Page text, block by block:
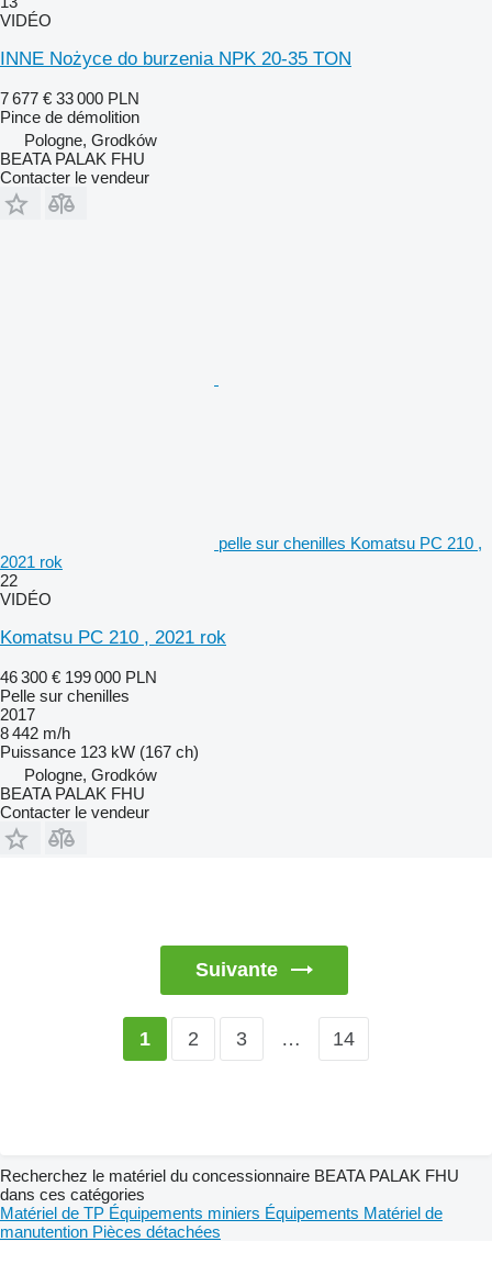
VIDÉO
INNE Nożyce do burzenia NPK 20-35 TON
7 677 € 33 000 PLN
Pince de démolition
Pologne, Grodków
BEATA PALAK FHU
Contacter le vendeur
pelle sur chenilles Komatsu PC 210 ,
2021 rok
22
VIDÉO
Komatsu PC 210 , 2021 rok
46 300 € 199 000 PLN
Pelle sur chenilles
2017
8 442 m/h
Puissance 123 kW (167 ch)
Pologne, Grodków
BEATA PALAK FHU
Contacter le vendeur
Suivante
1 2 3 … 14
Recherchez le matériel du concessionnaire BEATA PALAK FHU
dans ces catégories
Matériel de TP Équipements miniers Équipements Matériel de
manutention Pièces détachées